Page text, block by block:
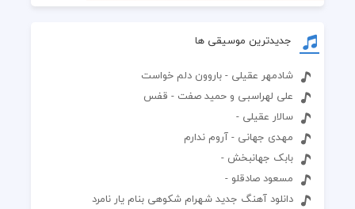
جدیدترین موسیقی ها
شادمهر عقیلی - باروون دلم خواست
علی لهراسبی و حمید صفت - قفس
سالار عقیلی -
مهدی جهانی - آروم ندارم
بابک جهانبخش -
مسعود صادقلو -
دانلود آهنگ جدید شهرام شکوهی بنام یار نامرد